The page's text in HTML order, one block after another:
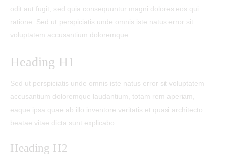
odit aut fugit, sed quia consequuntur magni dolores eos qui
ratione. Sed ut perspiciatis unde omnis iste natus error sit
voluptatem accusantium doloremque.
Heading H1
Sed ut perspiciatis unde omnis iste natus error sit voluptatem
accusantium doloremque laudantium, totam rem aperiam,
eaque ipsa quae ab illo inventore veritatis et quasi architecto
beatae vitae dicta sunt explicabo.
Heading H2